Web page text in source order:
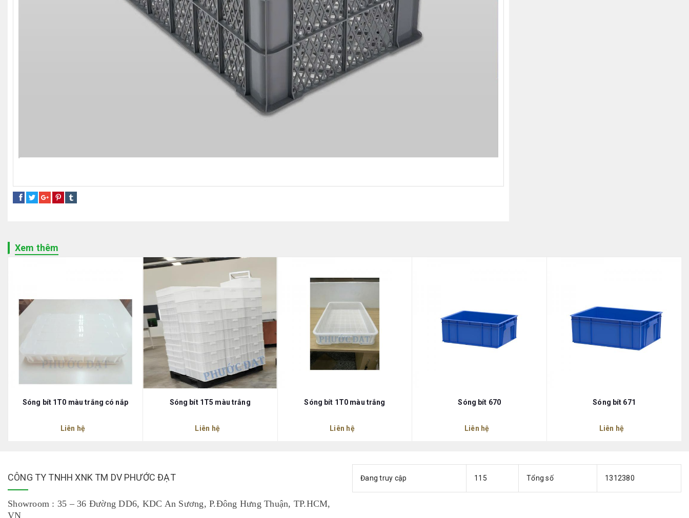
Xem thêm
Sóng bít 1T0 màu trắng có nắp
Liên hệ
Sóng bít 1T5 màu trắng
Liên hệ
Sóng bít 1T0 màu trắng
Liên hệ
Sóng bít 670
Liên hệ
Sóng bít 671
Liên hệ
CÔNG TY TNHH XNK TM DV PHƯỚC ĐẠT
Showroom : 35 – 36 Đường DD6, KDC An Sương, P.Đông Hưng Thuận, TP.HCM,
VN
Đang truy cập 115 Tổng số 1312380